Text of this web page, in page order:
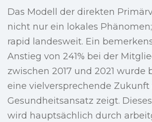
Das Modell der direkten
nicht nur ein lokales
rapid landesweit. Ein
Anstieg von 241% bei der
zwischen 2017 und 2021 wurde
eine vielversprechende Zukunft
Gesundheitsansatz zeigt.
wird hauptsächlich durch